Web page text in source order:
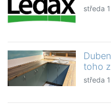
středa
toho
středa